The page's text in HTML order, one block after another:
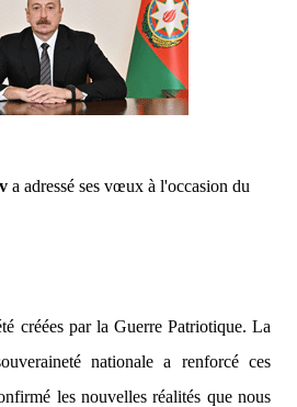
a adressé ses vœux à l'occasion du
créées par la Guerre Patriotique. La
nationale a renforcé ces
les nouvelles réalités que nous